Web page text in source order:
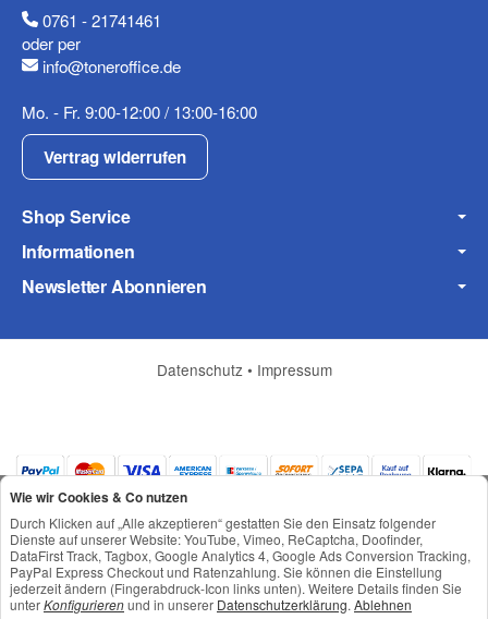
Mobiltelefon
Fax
Frage zum Artikel
0761 - 21741461
oder per
info@toneroffice.de
Mo. - Fr. 9:00-12:00 / 13:00-16:00
Vertrag widerrufen
Shop Service
Informationen
Newsletter Abonnieren
Datenschutz • Impressum
*Alle Preise inkl. gesetzlicher USt., zzgl.Versand
Wie wir Cookies & Co nutzen
Durch Klicken auf „Alle akzeptieren“ gestatten Sie den Einsatz folgender
Dienste auf unserer Website: YouTube, Vimeo, ReCaptcha, Doofinder,
DataFirst Track, Tagbox, Google Analytics 4, Google Ads Conversion Tracking,
PayPal Express Checkout und Ratenzahlung. Sie können die Einstellung
jederzeit ändern (Fingerabdruck-Icon links unten). Weitere Details finden Sie
unterKonfigurierenund in unserer Datenschutzerklärung. Ablehnen